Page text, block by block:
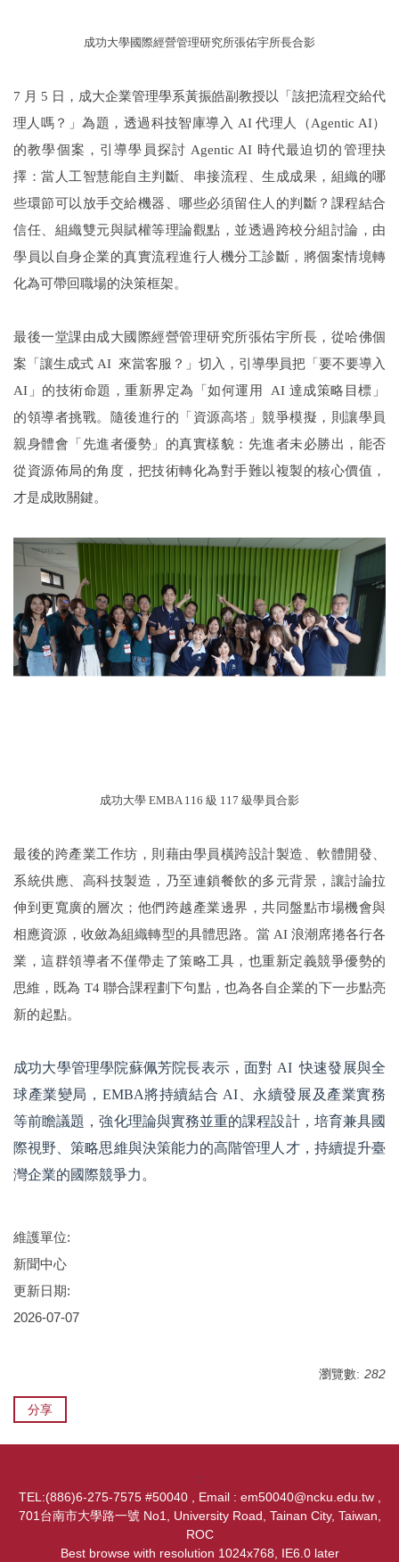
成功大學國際經營管理研究所張佑宇所長合影
7 月 5 日，成大企業管理學系黃振皓副教授以「該把流程交給代
理人嗎？」為題，透過科技智庫導入 AI 代理人（Agentic AI）
的教學個案，引導學員探討 Agentic AI 時代最迫切的管理抉
擇：當人工智慧能自主判斷、串接流程、生成成果，組織的哪
些環節可以放手交給機器、哪些必須留住人的判斷？課程結合
信任、組織雙元與賦權等理論觀點，並透過跨校分組討論，由
學員以自身企業的真實流程進行人機分工診斷，將個案情境轉
化為可帶回職場的決策框架。
最後一堂課由成大國際經營管理研究所張佑宇所長，從哈佛個
案「讓生成式 AI 來當客服？」切入，引導學員把「要不要導入
AI」的技術命題，重新界定為「如何運用 AI 達成策略目標」
的領導者挑戰。隨後進行的「資源高塔」競爭模擬，則讓學員
親身體會「先進者優勢」的真實樣貌：先進者未必勝出，能否
從資源佈局的角度，把技術轉化為對手難以複製的核心價值，
才是成敗關鍵。
成功大學 EMBA 116 級 117 級學員合影
最後的跨產業工作坊，則藉由學員橫跨設計製造、軟體開發、
系統供應、高科技製造，乃至連鎖餐飲的多元背景，讓討論拉
伸到更寬廣的層次；他們跨越產業邊界，共同盤點市場機會與
相應資源，收斂為組織轉型的具體思路。當 AI 浪潮席捲各行各
業，這群領導者不僅帶走了策略工具，也重新定義競爭優勢的
思維，既為 T4 聯合課程劃下句點，也為各自企業的下一步點亮
新的起點。
成功大學管理學院蘇佩芳院長表示，面對 AI 快速發展與全
球產業變局，EMBA將持續結合 AI、永續發展及產業實務
等前瞻議題，強化理論與實務並重的課程設計，培育兼具國
際視野、策略思維與決策能力的高階管理人才，持續提升臺
灣企業的國際競爭力。
維護單位:
新聞中心
更新日期:
2026-07-07
瀏覽數: 282
分享
:::
TEL:(886)6-275-7575 #50040 , Email : em50040@ncku.edu.tw ,
701台南市大學路一號 No1, University Road, Tainan City, Taiwan,
ROC
Best browse with resolution 1024x768, IE6.0 later